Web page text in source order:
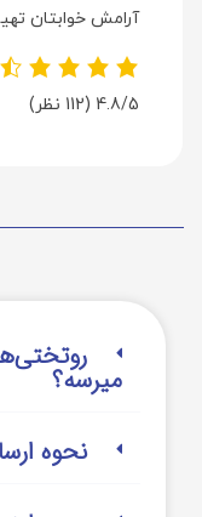
آرامش خوابتان
4.8/5 (112 نظر)
میرسه؟
نحوه